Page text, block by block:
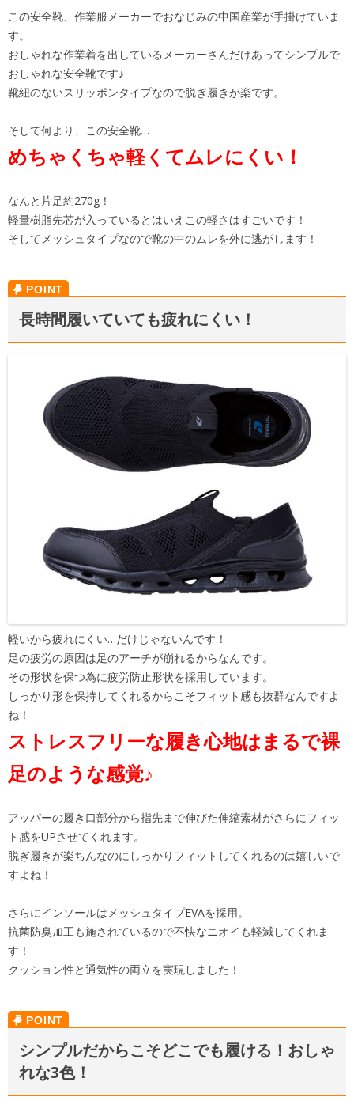
この安全靴、作業服メーカーでおなじみの中国産業が手掛けていま
す。
おしゃれな作業着を出しているメーカーさんだけあってシンプルで
おしゃれな安全靴です♪
靴紐のないスリッポンタイプなので脱ぎ履きが楽です。
そして何より、この安全靴…
めちゃくちゃ軽くてムレにくい！
なんと片足約270g！
軽量樹脂先芯が入っているとはいえこの軽さはすごいです！
そしてメッシュタイプなので靴の中のムレを外に逃がします！
長時間履いていても疲れにくい！
軽いから疲れにくい…だけじゃないんです！
足の疲労の原因は足のアーチが崩れるからなんです。
その形状を保つ為に疲労防止形状を採用しています。
しっかり形を保持してくれるからこそフィット感も抜群なんですよ
ね！
ストレスフリーな履き心地はまるで裸
足のような感覚♪
アッパーの履き口部分から指先まで伸びた伸縮素材がさらにフィッ
ト感をUPさせてくれます。
脱ぎ履きが楽ちんなのにしっかりフィットしてくれるのは嬉しいで
すよね！
さらにインソールはメッシュタイプEVAを採用。
抗菌防臭加工も施されているので不快なニオイも軽減してくれま
す！
クッション性と通気性の両立を実現しました！
シンプルだからこそどこでも履ける！おしゃ
れな3色！